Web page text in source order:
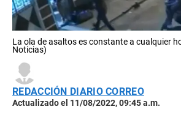
La ola de asaltos es constante a cualquier
Noticias)
REDACCIÓN DIARIO CORREO
Actualizado el 11/08/2022, 09:45 a.m.